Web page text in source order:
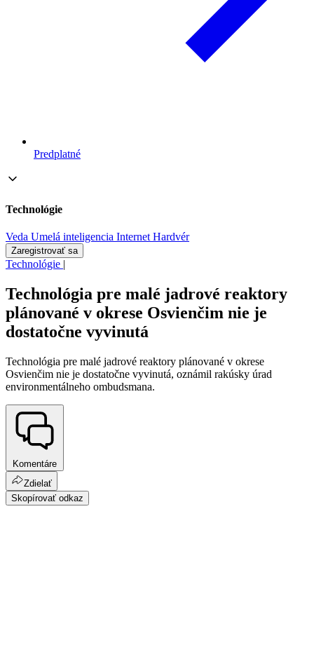
Predplatné
Technológie
Veda Umelá inteligencia Internet Hardvér
Zaregistrovať sa
Technológie |
Technológia pre malé jadrové reaktory
plánované v okrese Osvienčim nie je
dostatočne vyvinutá
Technológia pre malé jadrové reaktory plánované v okrese
Osvienčim nie je dostatočne vyvinutá, oznámil rakúsky úrad
environmentálneho ombudsmana.
Komentáre
Zdielať
Skopírovať odkaz